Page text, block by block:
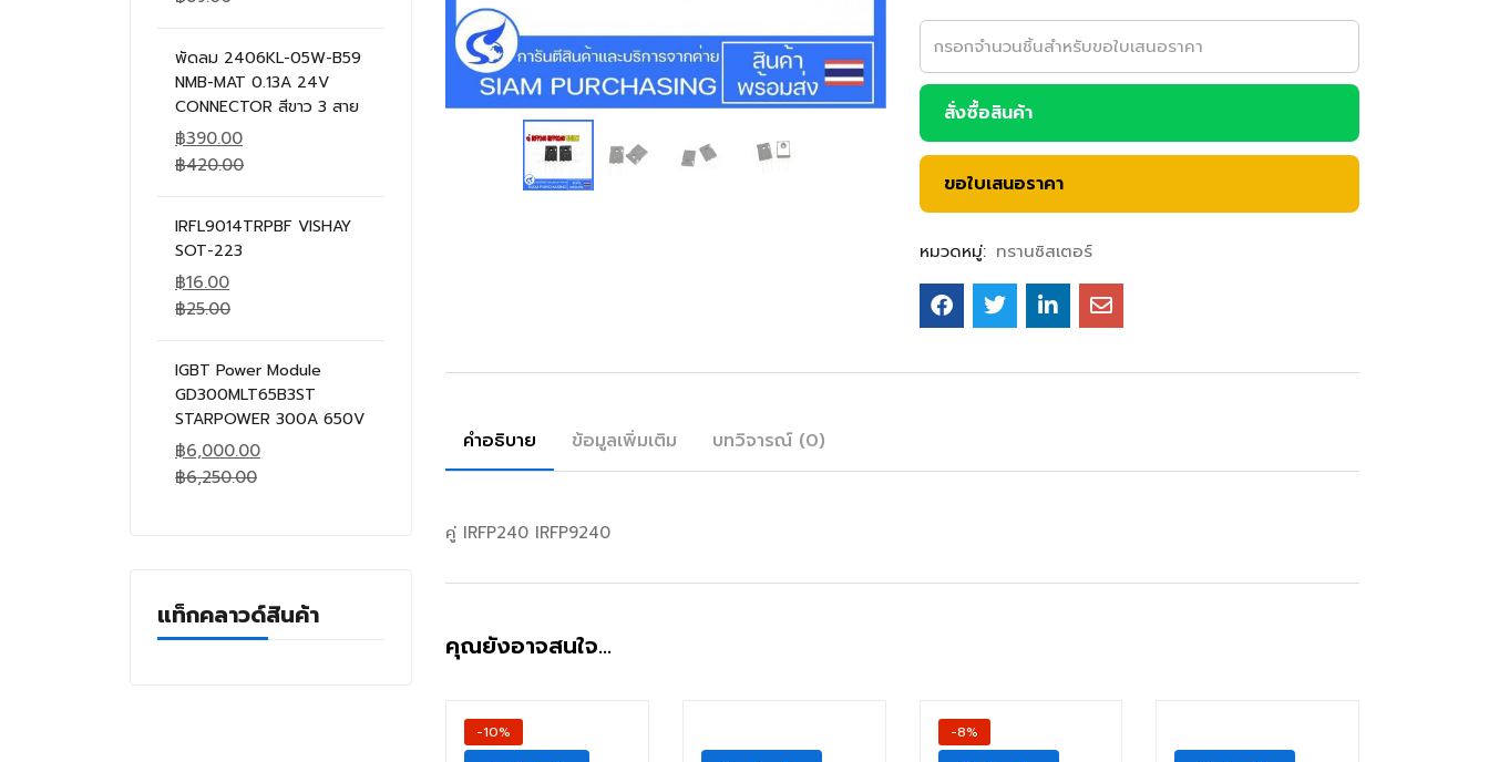
พัดลม 2406KL-05W-B59
NMB-MAT 0.13A 24V
CONNECTOR สีขาว 3 สาย
฿390.00
฿420.00
IRFL9014TRPBF VISHAY
SOT-223
฿16.00
฿25.00
IGBT Power Module
GD300MLT65B3ST
STARPOWER 300A 650V
฿6,000.00
฿6,250.00
แท็กคลาวด์สินค้า
สั่งซื้อสินค้า
ขอใบเสนอราคา
หมวดหมู่: ทรานซิสเตอร์
คำอธิบาย ข้อมูลเพิ่มเติม บทวิจารณ์ (0)
คู่ IRFP240 IRFP9240
คุณยังอาจสนใจ…
-10% -8%